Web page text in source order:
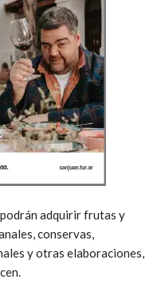
adquirir frutas y
conservas,
y otras elaboraciones,